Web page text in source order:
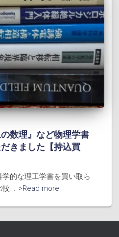
の数理』など物理学書
きました【持込買
的な理工学書を買い取ら
較 ... >Read more